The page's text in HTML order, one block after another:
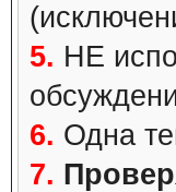
5. НЕ
6. Одна
7.